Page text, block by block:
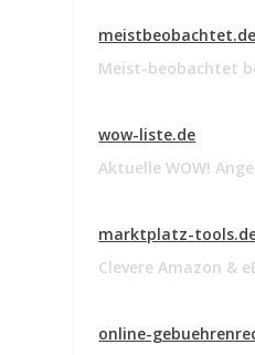
meistbeobachtet.de
Meist-beobachtet
wow-liste.de
Aktuelle WOW!
marktplatz-
Clevere Amazon &
online-